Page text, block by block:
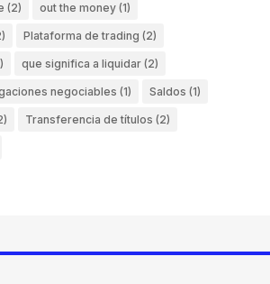
(2) out the money(1)
Plataforma de trading (2)
que significa a liquidar(2)
negociables (1) Saldos (1)
Transferencia de títulos (2)